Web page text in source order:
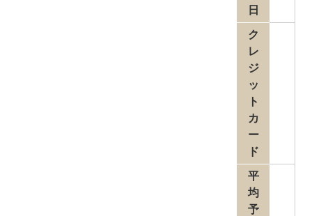
日
ク
レ
ジ
ッ
ト
カ
ー
ド
平
均
予